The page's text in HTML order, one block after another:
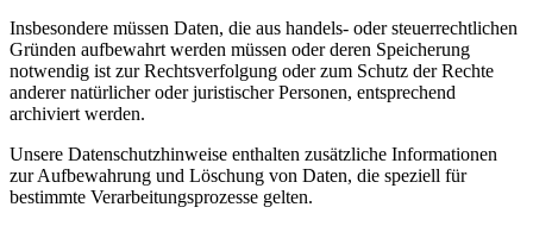
Insbesondere müssen Daten, die aus handels- oder steuerrechtlichen
Gründen aufbewahrt werden müssen oder deren Speicherung
notwendig ist zur Rechtsverfolgung oder zum Schutz der Rechte
anderer natürlicher oder juristischer Personen, entsprechend
archiviert werden.
Unsere Datenschutzhinweise enthalten zusätzliche Informationen
zur Aufbewahrung und Löschung von Daten, die speziell für
bestimmte Verarbeitungsprozesse gelten.